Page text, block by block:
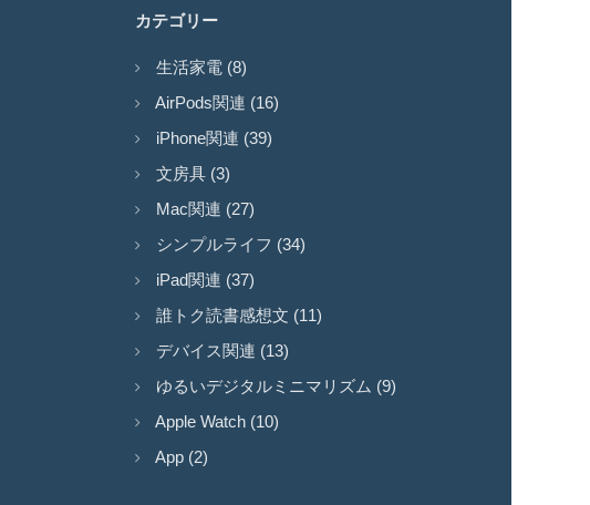
カテゴリー
生活家電 (8)
AirPods関連 (16)
iPhone関連 (39)
文房具 (3)
Mac関連 (27)
シンプルライフ (34)
iPad関連 (37)
誰トク読書感想文 (11)
デバイス関連 (13)
ゆるいデジタルミニマリズム (9)
Apple Watch (10)
App (2)